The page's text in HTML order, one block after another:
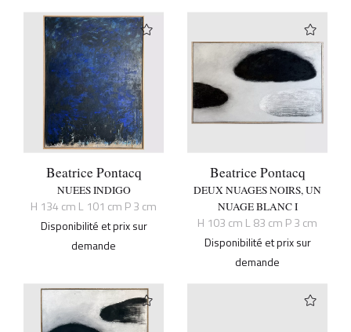
Beatrice Pontacq
NUEES INDIGO
H 134 cm L 101 cm P 3 cm
Disponibilité et prix sur
demande
Beatrice Pontacq
DEUX NUAGES NOIRS, UN
NUAGE BLANC I
H 103 cm L 83 cm P 3 cm
Disponibilité et prix sur
demande